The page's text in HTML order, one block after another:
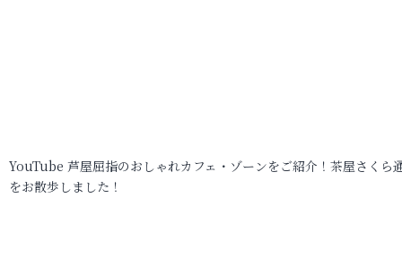
YouTube 芦屋屈指のおしゃれカフェ・ゾーンをご紹介！茶屋さくら
をお散歩しました！